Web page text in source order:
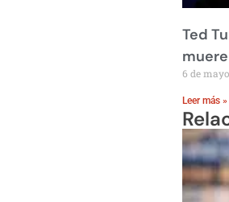
Ted
6 de
Leer más »